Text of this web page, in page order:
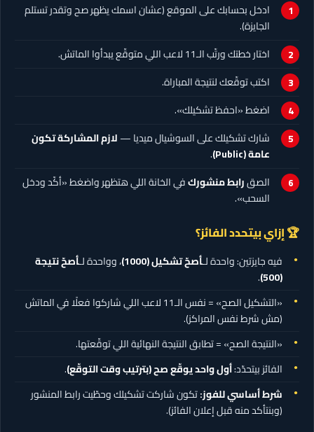
ادخل بحسابك على الموقع (عشان اسمك يظهر صح وتقدر تستلم
الجايزة).
اختار خطتك ورتّب الـ11 لاعب اللي متوقّع يبدأوا الماتش.
اكتب توقّعك لنتيجة المباراة.
اضغط «احفظ تشكيلك».
شارك تشكيلك على السوشيال ميديا —لازم المشاركة تكون
عامة (Public)
.
الصقرابط منشوركفي الخانة اللي هتظهر واضغط «أكّد ودخل
السحب».
🏆 إزاي بيتحدد الفائز؟
فيه جايزتين: واحدة لـأصحّ تشكيل(1000) ، وواحدة لـأصحّ نتيجة
(500)
.
«التشكيل الصح» = نفس الـ11 لاعب اللي شاركوا فعلًا في الماتش
(مش شرط نفس المراكز).
«النتيجة الصح» = تطابق النتيجة النهائية اللي توقّعتها.
الفائز بيتحدّد:أول واحد يوقّع صح (بترتيب وقت التوقّع).
شرط أساسي للفوز:تكون شاركت تشكيلك وحطّيت رابط المنشور
(وبنتأكد منه قبل إعلان الفائز).